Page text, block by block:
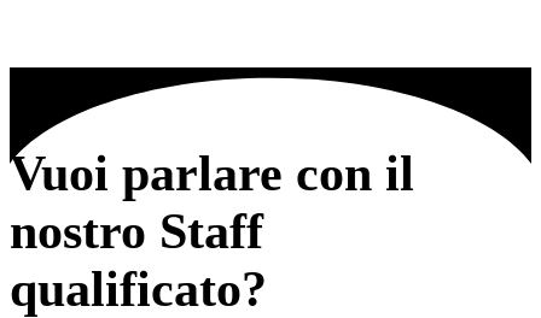
Vuoi parlare con il
nostro Staff
qualificato?